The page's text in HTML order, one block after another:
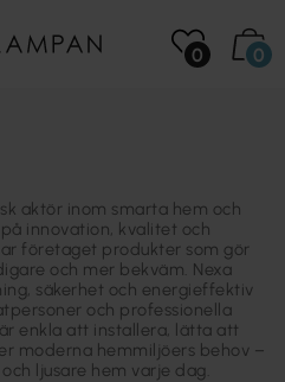
0 0
aktör inom smarta hem och
innovation, kvalitet och
företaget produkter som gör
och mer bekväm. Nexa
säkerhet och energieffektiv
och professionella
enkla att installera, lätta att
moderna hemmiljöers behov –
ljusare hem varje dag.